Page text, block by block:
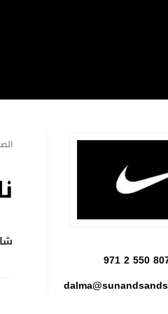
971 2 550
dalma@sunandsands